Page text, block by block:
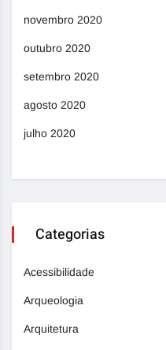
novembro 2020
outubro 2020
setembro 2020
agosto 2020
julho 2020
Categorias
Acessibilidade
Arqueologia
Arquitetura